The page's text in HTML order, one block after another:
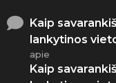
Kaip
lankytinos
apie
Kaip